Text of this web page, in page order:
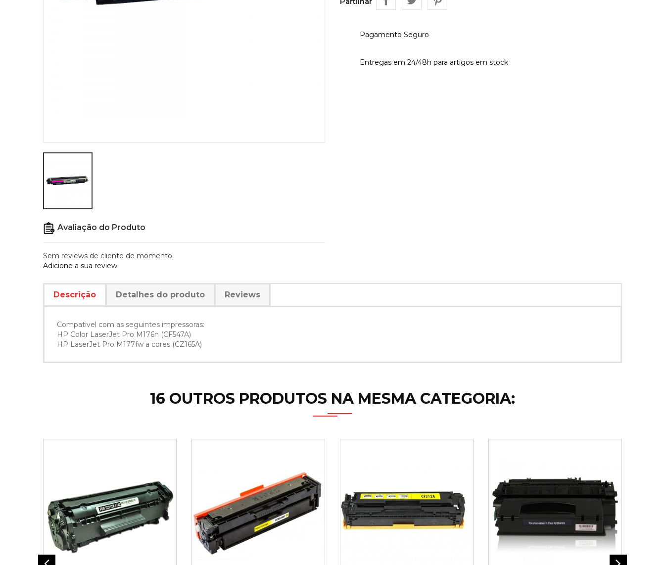
Avaliação do Produto
Sem reviews de cliente de momento.
Adicione a sua review
Pagamento Seguro
Entregas em 24/48h para artigos em stock
Descrição Detalhes do produto Reviews
Compativel com as seguintes impressoras:
HP Color LaserJet Pro M176n (CF547A)
HP LaserJet Pro M177fw a cores (CZ165A)
16 OUTROS PRODUTOS NA MESMA CATEGORIA: